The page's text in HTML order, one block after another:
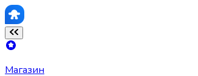
Магазин